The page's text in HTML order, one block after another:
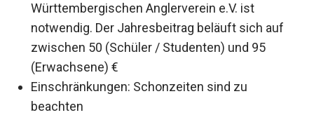
Württembergischen Anglerverein e.V. ist
notwendig. Der Jahresbeitrag beläuft sich auf
zwischen 50 (Schüler / Studenten) und 95
(Erwachsene) €
Einschränkungen: Schonzeiten sind zu
beachten